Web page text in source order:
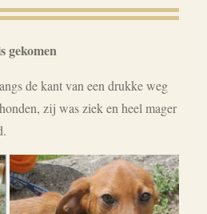
gekomen
de kant van een drukke weg
zij was ziek en heel mager